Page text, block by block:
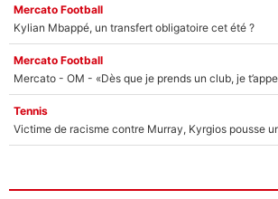
Mercato Football
Kylian Mbappé, un transfert obligatoire cet été ?
Mercato Football
Tennis